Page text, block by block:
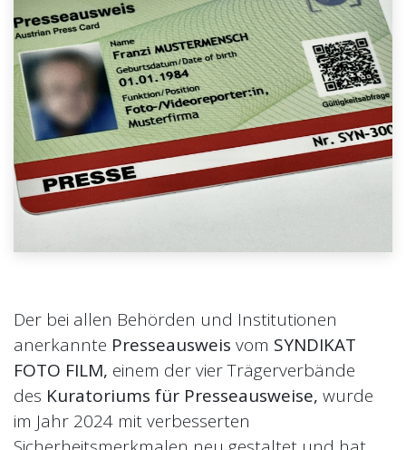
Der bei allen Behörden und Institutionen
anerkannte Presseausweis vom SYNDIKAT
FOTO FILM, einem der vier Trägerverbände
des Kuratoriums für Presseausweise, wurde
im Jahr 2024 mit verbesserten